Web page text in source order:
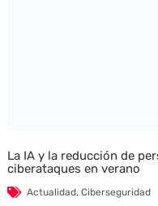
La IA y la reducción de
ciberataques en verano
Actualidad, Ciberseguridad